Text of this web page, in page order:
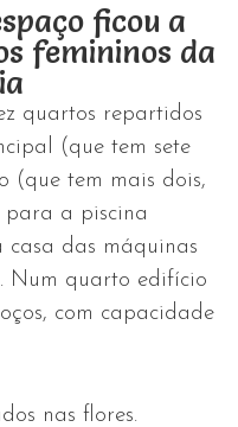
ficou a
femininos da
quartos repartidos
(que tem sete
(que tem mais dois,
a piscina
das máquinas
Num quarto edifício
com capacidade
nas flores.